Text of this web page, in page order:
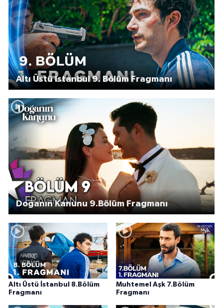
Altı Üstü İstanbul 9. Bölüm Fragmanı
Doğanın Kanunu 9.Bölüm Fragmanı
Altı Üstü İstanbul 8.Bölüm
Fragmanı
Muhtemel Aşk 7.Bölüm
Fragmanı